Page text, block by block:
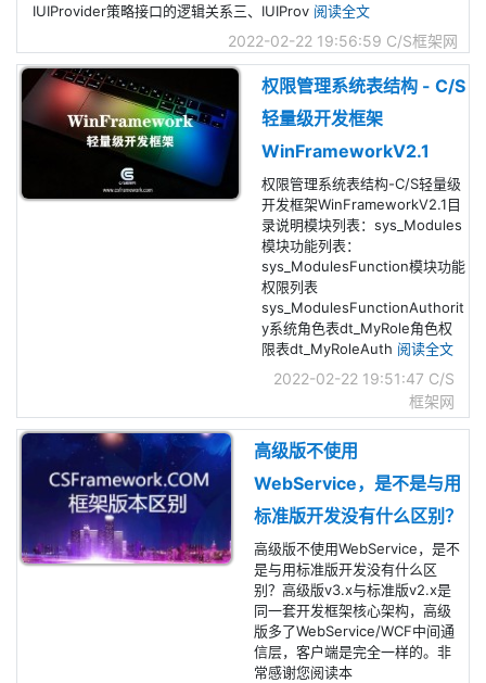
IUIProvider策略接口的逻辑关系三、IUIProv 阅读全文
2022-02-22 19:56:59 C/S框架网
权限管理系统表结构 - C/S
轻量级开发框架
WinFrameworkV2.1
权限管理系统表结构-C/S轻量级
开发框架WinFrameworkV2.1目
录说明模块列表：sys_Modules
模块功能列表：
sys_ModulesFunction模块功能
权限列表
sys_ModulesFunctionAuthorit
y系统角色表dt_MyRole角色权
限表dt_MyRoleAuth 阅读全文
2022-02-22 19:51:47 C/S
框架网
高级版不使用
WebService，是不是与用
标准版开发没有什么区别？
高级版不使用WebService，是不
是与用标准版开发没有什么区
别？高级版v3.x与标准版v2.x是
同一套开发框架核心架构，高级
版多了WebService/WCF中间通
信层，客户端是完全一样的。非
常感谢您阅读本